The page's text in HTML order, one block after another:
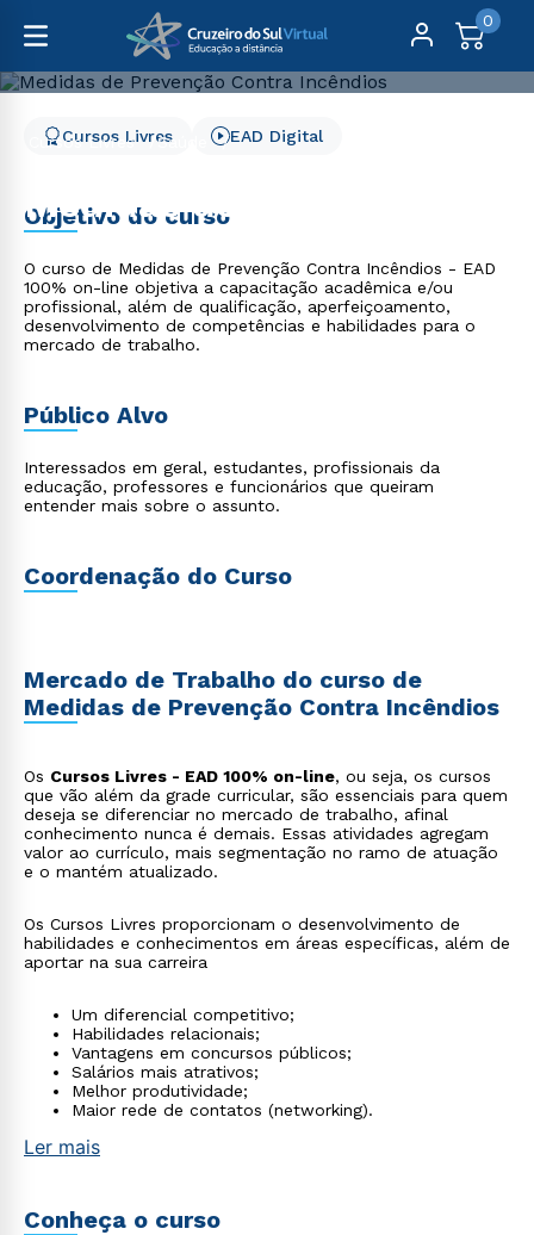
0
Cursos Livres
Saúde
Medidas de Prevenção
Contra Incêndios
Cursos Livres EAD Digital
Objetivo do curso
O curso de Medidas de Prevenção Contra Incêndios - EAD
100% on-line objetiva a capacitação acadêmica e/ou
profissional, além de qualificação, aperfeiçoamento,
desenvolvimento de competências e habilidades para o
mercado de trabalho.
Público Alvo
Interessados em geral, estudantes, profissionais da
educação, professores e funcionários que queiram
entender mais sobre o assunto.
Coordenação do Curso
Mercado de Trabalho do curso de
Medidas de Prevenção Contra Incêndios
Os Cursos Livres - EAD 100% on-line, ou seja, os cursos
que vão além da grade curricular, são essenciais para quem
deseja se diferenciar no mercado de trabalho, afinal
conhecimento nunca é demais. Essas atividades agregam
valor ao currículo, mais segmentação no ramo de atuação
e o mantém atualizado.
Os Cursos Livres proporcionam o desenvolvimento de
habilidades e conhecimentos em áreas específicas, além de
aportar na sua carreira
Um diferencial competitivo;
Habilidades relacionais;
Vantagens em concursos públicos;
Salários mais atrativos;
Melhor produtividade;
Maior rede de contatos (networking).
Ler mais
Conheça o curso